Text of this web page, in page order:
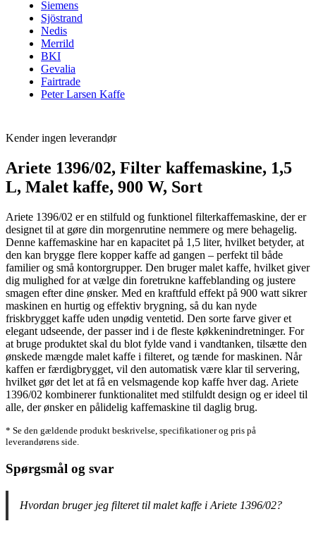
Siemens
Sjöstrand
Nedis
Merrild
BKI
Gevalia
Fairtrade
Peter Larsen Kaffe
Kender ingen leverandør
Ariete 1396/02, Filter kaffemaskine, 1,5
L, Malet kaffe, 900 W, Sort
Ariete 1396/02 er en stilfuld og funktionel filterkaffemaskine, der er
designet til at gøre din morgenrutine nemmere og mere behagelig.
Denne kaffemaskine har en kapacitet på 1,5 liter, hvilket betyder, at
den kan brygge flere kopper kaffe ad gangen – perfekt til både
familier og små kontorgrupper. Den bruger malet kaffe, hvilket giver
dig mulighed for at vælge din foretrukne kaffeblanding og justere
smagen efter dine ønsker. Med en kraftfuld effekt på 900 watt sikrer
maskinen en hurtig og effektiv brygning, så du kan nyde
friskbrygget kaffe uden unødig ventetid. Den sorte farve giver et
elegant udseende, der passer ind i de fleste køkkenindretninger. For
at bruge produktet skal du blot fylde vand i vandtanken, tilsætte den
ønskede mængde malet kaffe i filteret, og tænde for maskinen. Når
kaffen er færdigbrygget, vil den automatisk være klar til servering,
hvilket gør det let at få en velsmagende kop kaffe hver dag. Ariete
1396/02 kombinerer funktionalitet med stilfuldt design og er ideel til
alle, der ønsker en pålidelig kaffemaskine til daglig brug.
* Se den gældende produkt beskrivelse, specifikationer og pris på
leverandørens side.
Spørgsmål og svar
Hvordan bruger jeg filteret til malet kaffe i Ariete 1396/02?